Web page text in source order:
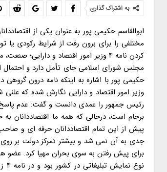
به اشتراک گذاری
ابوالقاسم حکیمی پور به عنوان یکی از
مختلفی را برای برون رفت از شرایط رکودی یا
کردن نامه ۴ وزیر امور اقتصاد و
مجلس شورای اسلامی جای تأمل دارد و احتمال
وزیر امور اقتصاد و دارایی نگارش شده که
رئیس جمهور را عمدی دانست و گفت: عدم
برجام است، درحالی که همه ما اقتصاددانان
پیش از این تمام اقتصاددانان حرفه ای و
جدی به آن نمی شد و بیشتر تمرکز دولت بر
برای پیش رفتن به سوی بحران مهیا کرد. عضو